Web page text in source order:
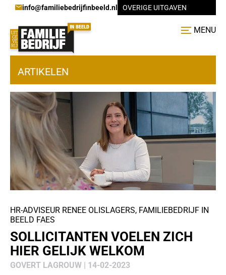
info@familiebedrijfinbeeld.nl OVERIGE UITGAVEN
MENU
ARTIKELEN
HR-ADVISEUR RENEE OLISLAGERS, FAMILIEBEDRIJF IN
BEELD FAES
SOLLICITANTEN VOELEN ZICH
HIER GELIJK WELKOM
GOVERT LAGROUW | 14-02-2023